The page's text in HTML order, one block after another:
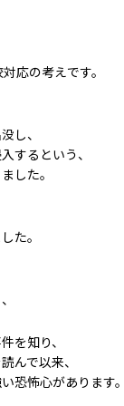
応の考えです。
し、
するという、
した。
た。
を知り、
んで以来、
恐怖心があります